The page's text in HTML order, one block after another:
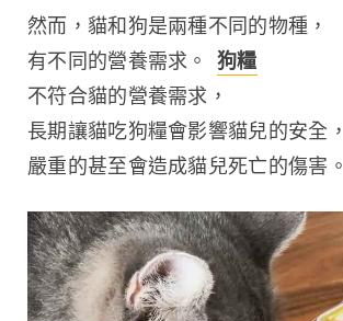
然而，貓和狗是兩種不同的物種，
有不同的營養需求。
狗糧
不符合貓的營養需求，
長期讓貓吃狗糧會影響貓兒的安全，
嚴重的甚至會造成貓兒死亡的傷害。